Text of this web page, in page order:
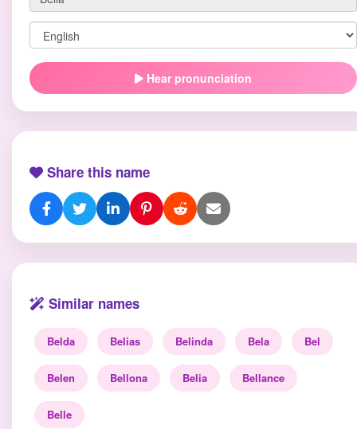
Hear pronunciation
Share this name
Similar names
Belda Belias Belinda Bela Bel
Belen Bellona Belia Bellance
Belle